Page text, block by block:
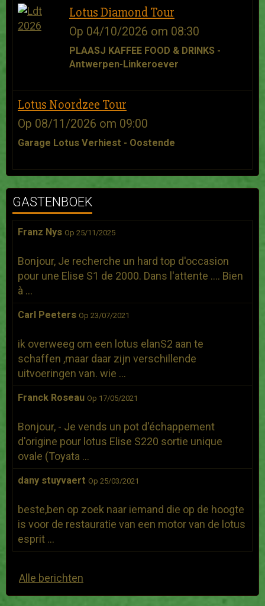
Lotus Diamond Tour
Op 04/10/2026 om 08:30
PLAASJ KAFFEE FOOD & DRINKS -
Antwerpen-Linkeroever
Lotus Noordzee Tour
Op 08/11/2026 om 09:00
Garage Lotus Verhiest - Oostende
GASTENBOEK
Franz Nys Op 25/11/2025
Bonjour, Je recherche un hard top d'occasion
pour une Elise S1 de 2000. Dans l'attente .... Bien
à ...
Carl Peeters Op 23/07/2021
ik overweeg om een lotus elanS2 aan te
schaffen ,maar daar zijn verschillende
uitvoeringen van. wie ...
Franck Roseau Op 17/05/2021
Bonjour, - Je vends un pot d'échappement
d'origine pour lotus Elise S220 sortie unique
ovale (Toyata ...
dany stuyvaert Op 25/03/2021
beste,ben op zoek naar iemand die op de hoogte
is voor de restauratie van een motor van de lotus
esprit ...
Alle berichten